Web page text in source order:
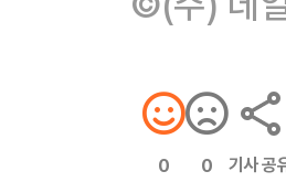
0 0 기사 공